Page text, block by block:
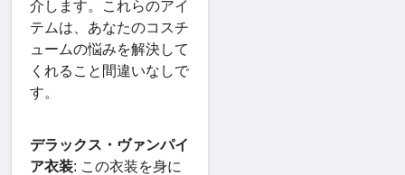
介します。これらのアイ
テムは、あなたのコスチ
ュームの悩みを解決して
くれること間違いなしで
す。
デラックス・ヴァンパイ
ア衣装: この衣装を身に